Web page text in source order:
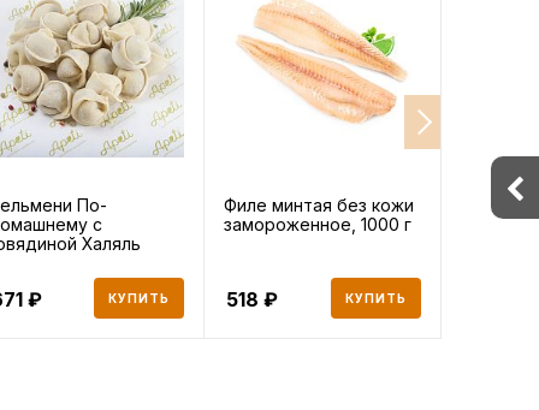
По-
с
Халяль
КУПИТЬ
Филе минтая без кожи
замороженное, 1000 г
518 КУПИТЬ
Икра